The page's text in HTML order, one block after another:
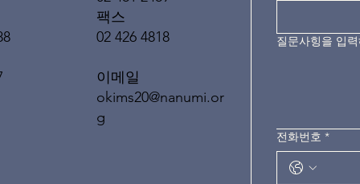
팩스
02 426 4818
이메일
okims20@nanumi.or
g
질문사힝을 입
전화번호 *